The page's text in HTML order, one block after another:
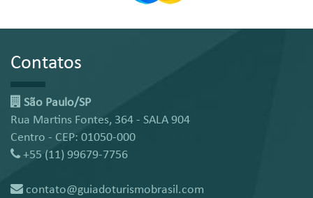
Contatos
São Paulo/SP
Rua Martins Fontes, 364 - SALA 904
Centro - CEP: 01050-000
+55 (11) 99679-7756
contato@guiadoturismobrasil.com